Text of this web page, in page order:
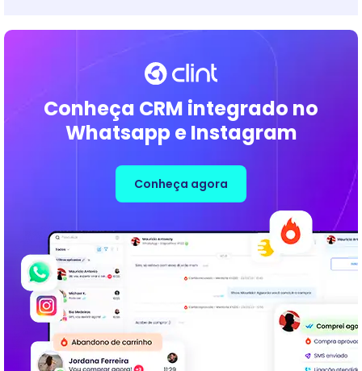
Conheça CRM integrado no
Whatsapp e Instagram
Conheça agora